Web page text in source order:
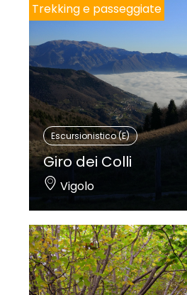
Trekking e passeggiate
Escursionistico (E)
Giro dei Colli
Vigolo